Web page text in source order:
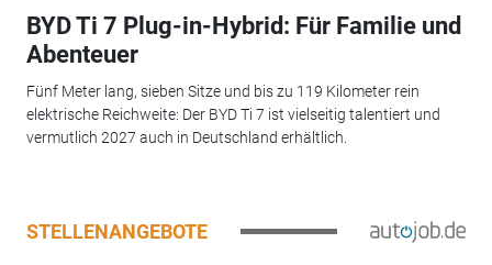
BYD Ti 7 Plug-in-Hybrid: Für Familie und
Abenteuer
Fünf Meter lang, sieben Sitze und bis zu 119 Kilometer rein
elektrische Reichweite: Der BYD Ti 7 ist vielseitig talentiert und
vermutlich 2027 auch in Deutschland erhältlich.
STELLENANGEBOTE